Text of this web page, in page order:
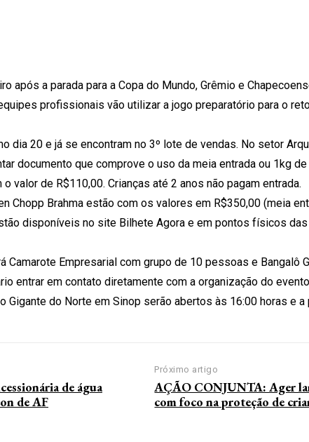
após a parada para a Copa do Mundo, Grêmio e
profissionais vão utilizar a jogo preparatório para o
dia 20 e já se encontram no 3º lote de vendas. No setor
documento que comprove o uso da meia entrada ou 1kg
valor de R$110,00. Crianças até 2 anos não pagam entrada.
Chopp Brahma estão com os valores em R$350,00 (meia
disponíveis no site Bilhete Agora e em pontos físicos
Empresarial com grupo de 10 pessoas e Bangalô
entrar em contato diretamente com a organização do
Gigante do Norte em Sinop serão abertos às 16:00 horas e
de água
de AF
Próximo artigo
AÇÃO CONJUNTA: Ager
com foco na proteção de